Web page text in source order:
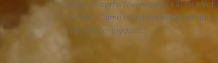
manqué après l’évènement Lili en Mode
Avent… J’aime tellement cette période
d’ébullition joyeuse…